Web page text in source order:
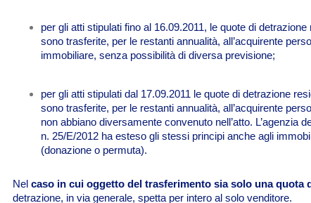
per gli atti stipulati fino al 16.09.2011, le quote di
sono trasferite, per le restanti annualità, all’acquirente
immobiliare, senza possibilità di diversa previsione;
per gli atti stipulati dal 17.09.2011 le quote di detrazione
sono trasferite, per le restanti annualità, all’acquirente
non abbiano diversamente convenuto nell’atto. L’agenzia
n. 25/E/2012 ha esteso gli stessi principi anche agli
(donazione o permuta).
Nelcaso in cui oggetto del trasferimento sia solo una quota
detrazione, in via generale, spetta per intero al solo venditore.